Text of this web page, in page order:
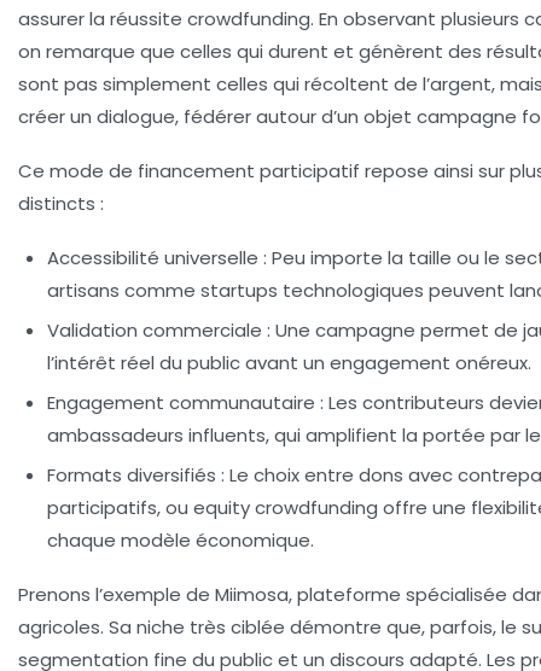
assurer la réussite crowdfunding. En observant plusieurs
on remarque que celles qui durent et génèrent des
sont pas simplement celles qui récoltent de l’argent,
créer un dialogue, fédérer autour d’un objet campagne
Ce mode de financement participatif repose ainsi sur
distincts :
Accessibilité universelle : Peu importe la taille ou le
artisans comme startups technologiques peuvent
Validation commerciale : Une campagne permet de
l’intérêt réel du public avant un engagement onéreux.
Engagement communautaire : Les contributeurs
ambassadeurs influents, qui amplifient la portée par
Formats diversifiés : Le choix entre dons avec
participatifs, ou equity crowdfunding offre une
chaque modèle économique.
Prenons l’exemple de Miimosa, plateforme spécialisée
agricoles. Sa niche très ciblée démontre que, parfois, le
segmentation fine du public et un discours adapté. Les